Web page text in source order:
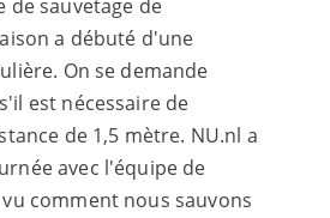
de sauvetage de
a débuté d'une
On se demande
est nécessaire de
de 1,5 mètre. NU.nl a
avec l'équipe de
comment nous sauvons